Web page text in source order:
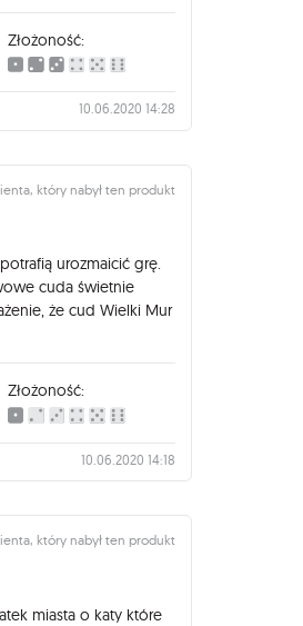
Złożoność:
10.06.2020 14:28
który nabył ten produkt
urozmaicić grę.
cuda świetnie
że cud Wielki Mur
Złożoność:
10.06.2020 14:18
który nabył ten produkt
miasta o katy które